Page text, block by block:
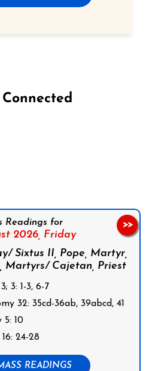
Readings for
2026, Friday
Sixtus II, Pope, Martyr,
Martyrs/ Cajetan, Priest
3: 1-3, 6-7
32: 35cd-36ab, 39abcd, 41
5: 10
24-28
READINGS
>>